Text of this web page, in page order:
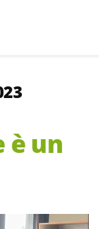
è un